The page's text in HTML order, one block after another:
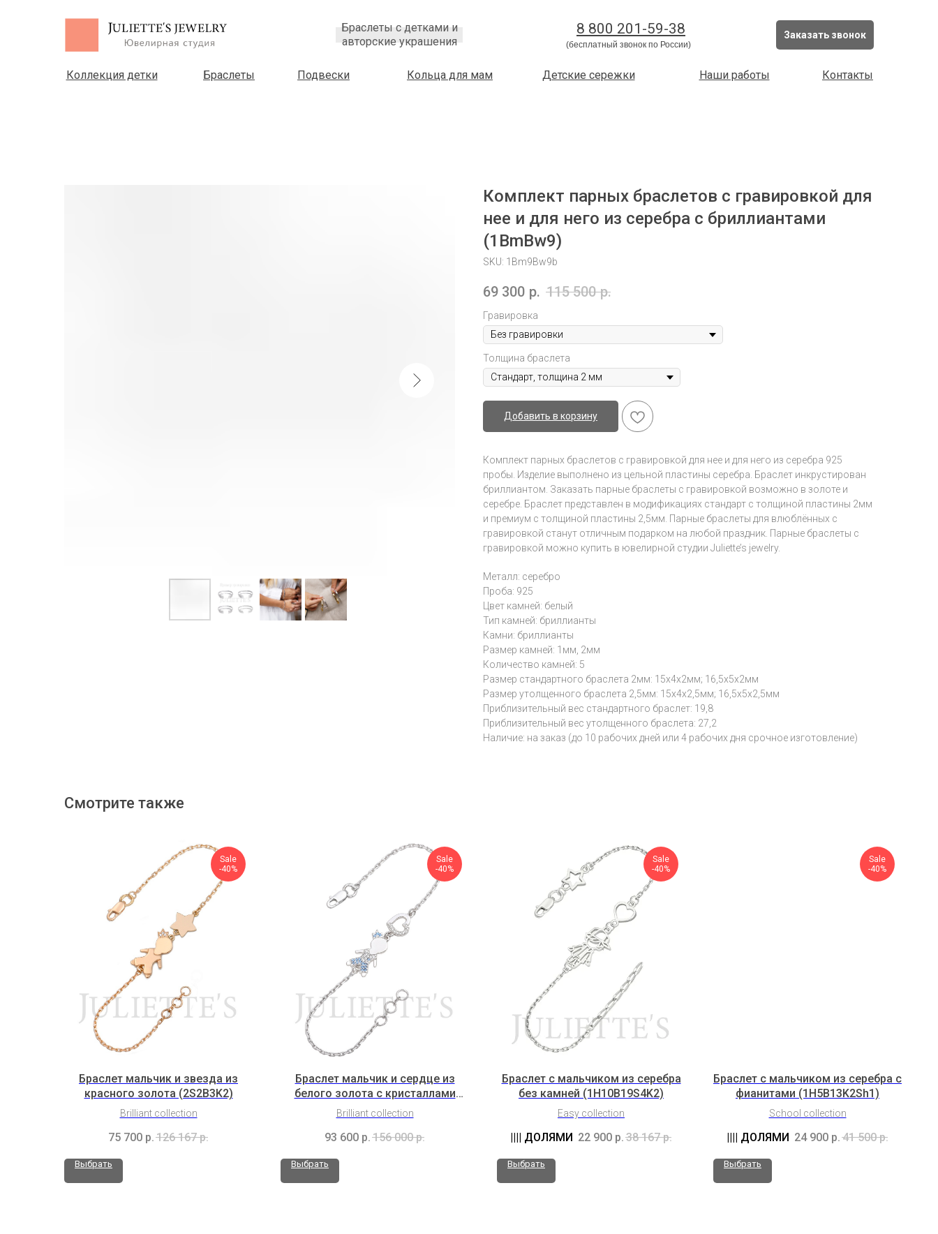
Заказать звонок
8 800 201-59-38
(бесплатный звонок по России)
Браслеты с детками и
авторские украшения
Детские сережки Контакты
Коллекция детки Браслеты Кольца для мам
Подвески Наши работы
Комплект парных браслетов с гравировкой для
нее и для него из серебра с бриллиантами
(1BmBw9)
SKU: 1Bm9Bw9b
69 300 р. 115 500 р.
Гравировка
Толщина браслета
Добавить в корзину
Комплект парных браслетов с гравировкой для нее и для него из серебра 925
пробы. Изделие выполнено из цельной пластины серебра. Браслет инкрустирован
бриллиантом. Заказать парные браслеты с гравировкой возможно в золоте и
серебре. Браслет представлен в модификациях стандарт с толщиной пластины 2мм
и премиум с толщиной пластины 2,5мм. Парные браслеты для влюблённых с
гравировкой станут отличным подарком на любой праздник. Парные браслеты с
гравировкой можно купить в ювелирной студии Juliette’s jewelry.
Металл: серебро
Проба: 925
Цвет камней: белый
Тип камней: бриллианты
Камни: бриллианты
Размер камней: 1мм, 2мм
Количество камней: 5
Размер стандартного браслета 2мм: 15х4х2мм; 16,5х5х2мм
Размер утолщенного браслета 2,5мм: 15х4х2,5мм; 16,5х5х2,5мм
Приблизительный вес стандартного браслет: 19,8
Приблизительный вес утолщенного браслета: 27,2
Наличие: на заказ (до 10 рабочих дней или 4 рабочих дня срочное изготовление)
Смотрите также
Sale
-40%
Браслет мальчик и звезда из
красного золота (2S2B3K2)
Brilliant collection
75 700 р. 126 167 р.
Выбрать
Sale
-40%
Браслет мальчик и сердце из
белого золота с кристаллами
Swarovski (3H5B1K2Sw9)
Brilliant collection
93 600 р. 156 000 р.
Выбрать
Sale
-40%
Браслет с мальчиком из серебра
без камней (1H10B19S4K2)
Easy collection
22 900 р. 38 167 р.
Выбрать
Sale
-40%
Браслет с мальчиком из серебра с
фианитами (1H5B13K2Sh1)
School collection
24 900 р. 41 500 р.
Выбрать